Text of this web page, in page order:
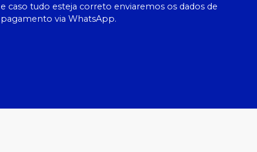
e caso tudo esteja correto enviaremos os dados de
pagamento via WhatsApp.